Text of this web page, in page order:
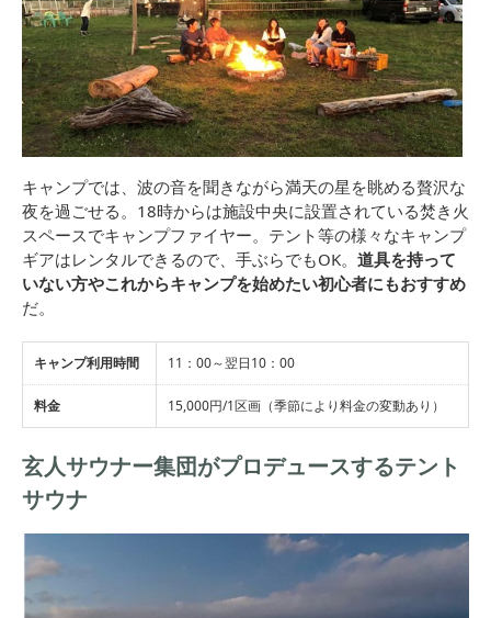
キャンプでは、波の音を聞きながら満天の星を眺める贅沢な
夜を過ごせる。18時からは施設中央に設置されている焚き火
スペースでキャンプファイヤー。テント等の様々なキャンプ
ギアはレンタルできるので、手ぶらでもOK。 道具を持って
いない方やこれからキャンプを始めたい初心者にもおすすめ
だ。
キャンプ利用時間 11：00～翌日10：00
料金 15,000円/1区画（季節により料金の変動あり）
玄人サウナー集団がプロデュースするテント
サウナ